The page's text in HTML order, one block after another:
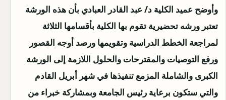
وأوضح عميد الكلية د/ عبد القادر العبادي بأن هذه الورشة
تعتبر ورشه تحضيرية تقوم بها الكلية بأقسامها الثلاثة
لمراجعة الخطط الدراسية وتقويمها ورصد أوجه القصور
ورفع التوصيات والمقترحات والحلول اللازمة إلى الورشة
الكبرى والشاملة المزمع تنفيذها في شهر أبريل القادم
والتي ستكون برعاية رئيس الجامعة وبمشاركة خبراء من